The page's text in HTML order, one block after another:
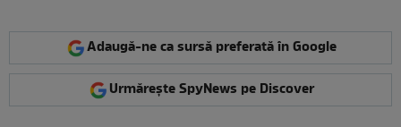
Adaugă-ne ca sursă preferată în Google
Urmărește SpyNews pe Discover